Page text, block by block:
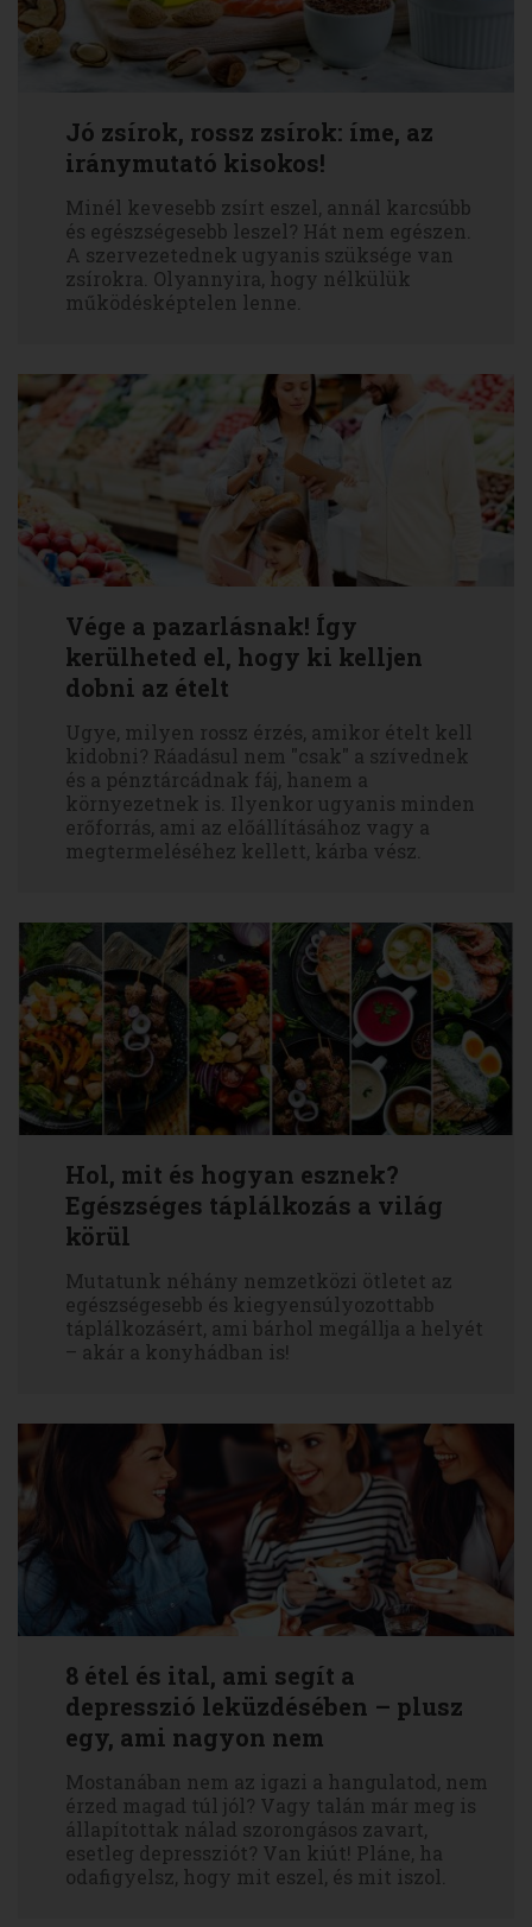
Jó zsírok, rossz zsírok: íme, az
iránymutató kisokos!
Minél kevesebb zsírt eszel, annál karcsúbb
és egészségesebb leszel? Hát nem egészen.
A szervezetednek ugyanis szüksége van
zsírokra. Olyannyira, hogy nélkülük
működésképtelen lenne.
Vége a pazarlásnak! Így
kerülheted el, hogy ki kelljen
dobni az ételt
Ugye, milyen rossz érzés, amikor ételt kell
kidobni? Ráadásul nem "csak" a szívednek
és a pénztárcádnak fáj, hanem a
környezetnek is. Ilyenkor ugyanis minden
erőforrás, ami az előállításához vagy a
megtermeléséhez kellett, kárba vész.
Hol, mit és hogyan esznek?
Egészséges táplálkozás a világ
körül
Mutatunk néhány nemzetközi ötletet az
egészségesebb és kiegyensúlyozottabb
táplálkozásért, ami bárhol megállja a helyét
– akár a konyhádban is!
8 étel és ital, ami segít a
depresszió leküzdésében – plusz
egy, ami nagyon nem
Mostanában nem az igazi a hangulatod, nem
érzed magad túl jól? Vagy talán már meg is
állapítottak nálad szorongásos zavart,
esetleg depressziót? Van kiút! Pláne, ha
odafigyelsz, hogy mit eszel, és mit iszol.